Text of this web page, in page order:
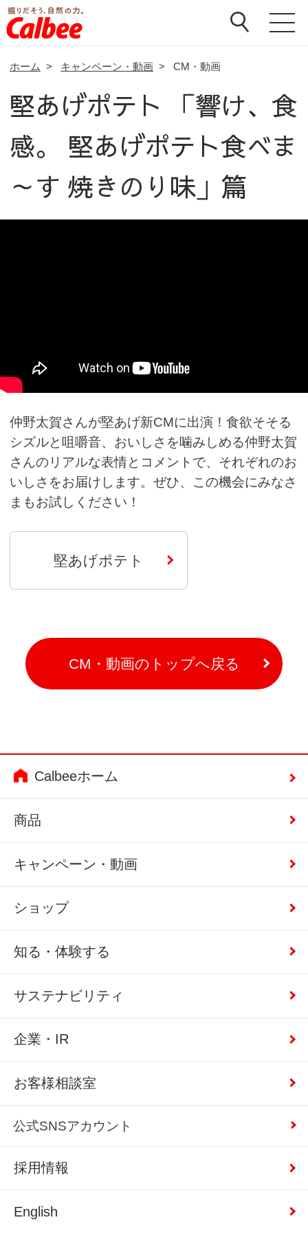
ホーム > キャンペーン・動画 > CM・動画
堅あげポテト 「響け、食
感。 堅あげポテト食べま
～す 焼きのり味」篇
仲野太賀さんが堅あげ新CMに出演！食欲そそる
シズルと咀嚼音、おいしさを噛みしめる仲野太賀
さんのリアルな表情とコメントで、それぞれのお
いしさをお届けします。ぜひ、この機会にみなさ
まもお試しください！
堅あげポテト
CM・動画のトップへ戻る
Calbeeホーム
商品
キャンペーン・動画
ショップ
知る・体験する
サステナビリティ
企業・IR
お客様相談室
公式SNSアカウント
採用情報
English